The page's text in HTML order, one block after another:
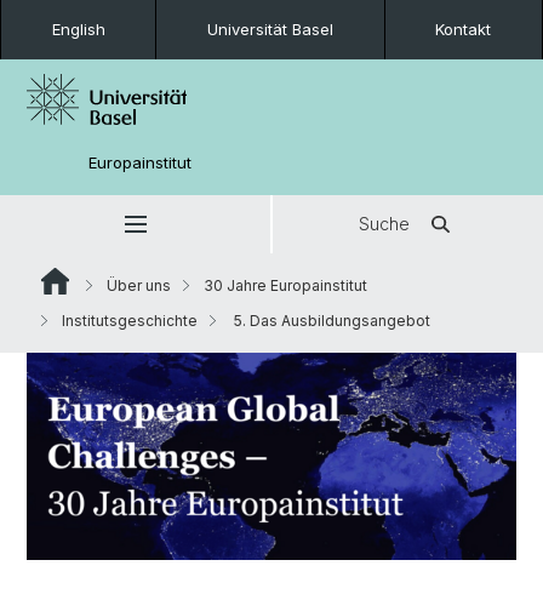
English Universität Basel Kontakt
Europainstitut
Suche
Über uns
30 Jahre Europainstitut
Institutsgeschichte
5. Das Ausbildungsangebot